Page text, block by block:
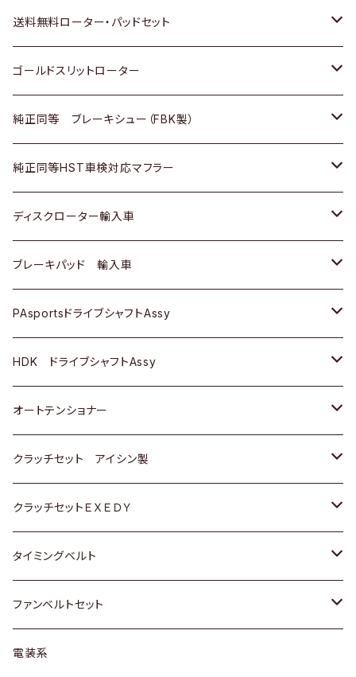
日野
三菱ふそう
ＢＭＷ
日野
三菱ふそう
三菱ふそう
その他
三菱
スバル
ダイハツ
マツダ
三菱
スバル
マツダ
三菱
日産
ダイハツ
マツダ
三菱
スバル
スズキ
日産
いすゞ
ダイハツ
マツダ
三菱
スバル
ＢＥＮＺ
ホンダ
スズキ
日産
ダイハツ
マツダ
三菱
スバル
トヨタ
ホンダ
日産
いすゞ
ダイハツ
マツダ
三菱
スバル
送料無料ローター・パッドセット
トヨタ
ホンダ
スズキ
日産
ダイハツ
マツダ
三菱
スバル
ゴールドスリットローター
トヨタ
ホンダ
スズキ
日産
ダイハツ
マツダ
三菱
スバル
純正同等 ブレーキシュー（FBK製）
ホンダ
スズキ
日産
ダイハツ
マツダ
三菱
スバル
純正同等HST車検対応マフラー
トヨタ
ホンダ
スズキ
日産
いすゞ
ダイハツ
マツダ
三菱
スバル
日野
ディスクローター輸入車
ＡＵＤＩ
ＢＥＮＺ
ＢＭＷ
GOLF
ＷＡＧＥＮ
アストロ（シボレー）
クライスラー
ブレーキパッド 輸入車
ＢＥＮＺ
ＢＭＷ
ＷＡＧＥＮ
ＶＯＬＶＯ
PAsportsドライブシャフトAssy
トヨタ
ホンダ
スズキ
日産
ダイハツ
マツダ
三菱
HDK ドライブシャフトAssy
スズキ
ダイハツ
日産
ホンダ
マツダ
オートテンショナー
トヨタ
クラッチセット アイシン製
ホンダ
スズキ
ダイハツ
マツダ
クラッチセットＥＸＥＤＹ
ホンダ
スズキ
日産
タイミングベルト
トヨタ
スズキ
ファンベルトセット
トヨタ
電装系